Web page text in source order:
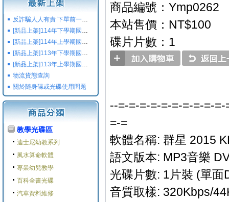
反詐騙人人有責 下單前一定要注意
[新品上架]114年下學期國小國中高中命題光碟,校用卷,習作
[新品上架]114年上學期國小國中高中命題光碟,校用卷,習作
[新品上架]113年下學期國小國中高中命題光碟,校用卷,習作
[新品上架]113年上學期國小國中高中命題光碟,校用卷,習作
物流貨態查詢
關於随身碟或光碟使用問題
教學光碟區
迪士尼幼教系列
風水算命軟體
專業幼兒教學
百科全書光碟
汽車資料維修
商品編號：Ymp0262
本站售價：NT$100
碟片片數：1
--=-=-=-=-=-=-=-=-=-
=-=
軟體名稱: 群星 2015
語文版本: MP3音樂
光碟片數: 1片裝 (單面
音質取樣: 320Kbps/